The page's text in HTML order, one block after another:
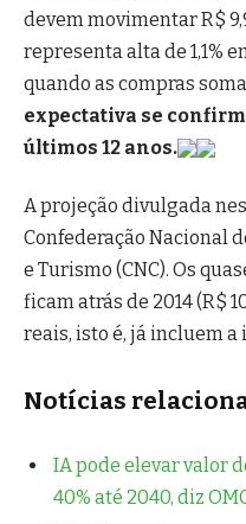
devem movimentar R$
representa alta de 1,1%
quando as compras
expectativa se
últimos 12 anos.
A projeção divulgada
Confederação Nacional
e Turismo (CNC). Os
ficam atrás de 2014 (R$
reais, isto é, já incluem a
Notícias
IA pode elevar valor
40% até 2040, diz